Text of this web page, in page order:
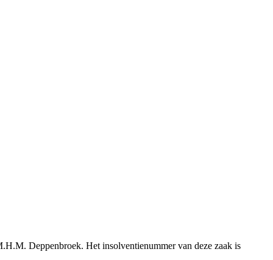
Deppenbroek. Het insolventienummer van deze zaak is